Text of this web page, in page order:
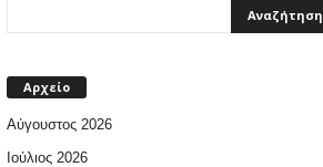
Αρχείο
Αύγουστος 2026
Ιούλιος 2026